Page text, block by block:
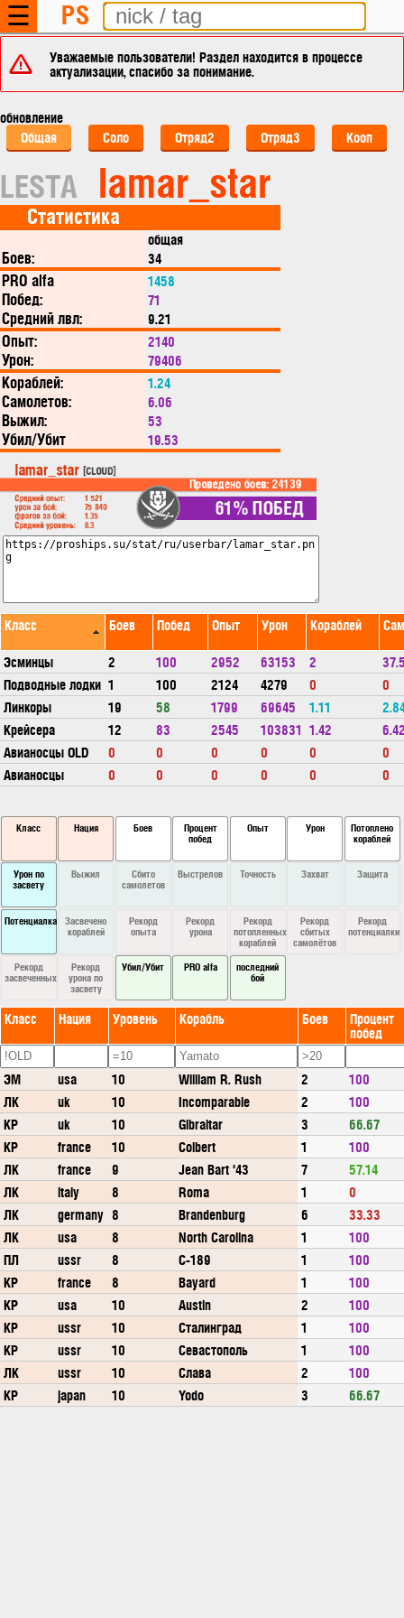
☰ PS
Уважаемые пользователи! Раздел находится в процессе
актуализации, спасибо за понимание.
обновление
Общая
Соло Отряд2 Отряд3 Кооп
LESTA lamar_star
Статистика
общая
Боев: 34
PRO alfa 1458
Побед: 71
Средний лвл: 9.21
Опыт: 2140
Урон: 79406
Кораблей: 1.24
Самолетов: 6.06
Выжил: 53
Убил/Убит 19.53
Класс Боев Побед Опыт Урон Кораблей
Эсминцы
2 100 2952 63153 2
Подводные лодки 1 100 2124 4279 0
0
Линкоры
19 58 1799 69645 1.11
Крейсера
12 83 2545 103831 1.42
Авианосцы OLD
0 0 0 0 0
0
Авианосцы
0 0 0 0 0 0
Класс Нация Боев
Процент
побед
Опыт Урон
Потоплено
кораблей
Урон по
засвету
Выжил
Сбито
самолетов
Выстрелов Точность Захват Защита
Потенциалка
Засвечено
кораблей
Рекорд
опыта
Рекорд
урона
Рекорд
потопленных
кораблей
Рекорд
сбитых
самолётов
Рекорд
потенциалки
Рекорд
засвеченных
Рекорд
урона по
засвету
Убил/Убит PRO alfa
последний
бой
Класс Нация Уровень Корабль Боев Процент
побед
ЭМ usa 10 William R. Rush 2
100
ЛК
uk 10 Incomparable 2
100
КР
uk 10 Gibraltar 3
66.67
КР
france 10 Colbert 1
100
ЛК
france 9 Jean Bart '43 7
57.14
ЛК
italy 8 Roma 1
0
ЛК
germany 8 Brandenburg 6
33.33
ЛК
usa 8 North Carolina 1
100
ПЛ
ussr 8 С-189 1
100
КР
france 8 Bayard 1
100
КР
usa 10 Austin 2
100
КР
ussr 10 Сталинград 1
100
КР
ussr 10 Севастополь 1
100
ЛК
ussr 10 Слава 2
100
КР
japan 10 Yodo 3 66.67